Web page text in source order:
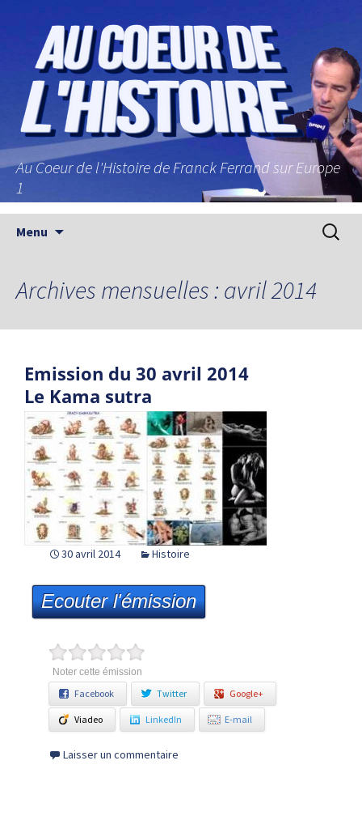
Au Coeur de l'Histoire de Franck Ferrand sur Europe
1
Menu
Archives mensuelles : avril 2014
Emission du 30 avril 2014
Le Kama sutra
30 avril 2014 Histoire
Ecouter l'émission
Noter cette émission
Facebook Twitter Google+
Viadeo LinkedIn E-mail
Laisser un commentaire